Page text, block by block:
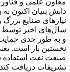
معاون علمی و
دانش بنیان اکنون
نیازهای صنایع بزرگ
سال‌های اخیر توسط
و به طور جدی
نخستین بار است.
تشریفات دریافت